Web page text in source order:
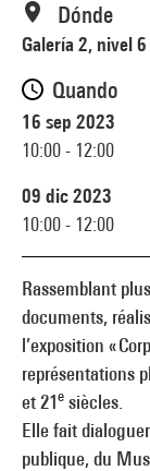
Rassemblant
documents,
l’exposition «
représentations
et 21e siècles.
Elle fait
publique, du
Dónde
Galería 2, nivel 6
Quando
16 sep 2023
10:00 - 12:00
09 dic 2023
10:00 - 12:00